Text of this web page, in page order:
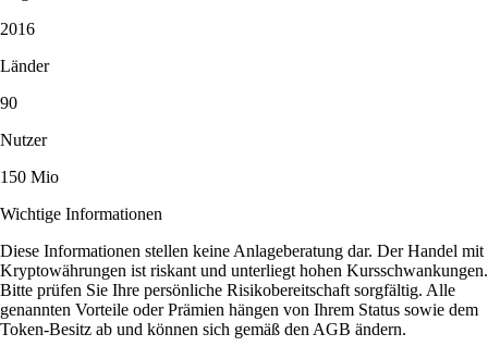
2016
Länder
90
Nutzer
150 Mio
Wichtige Informationen
Diese Informationen stellen keine Anlageberatung dar. Der Handel mit
Kryptowährungen ist riskant und unterliegt hohen Kursschwankungen.
Bitte prüfen Sie Ihre persönliche Risikobereitschaft sorgfältig. Alle
genannten Vorteile oder Prämien hängen von Ihrem Status sowie dem
Token-Besitz ab und können sich gemäß den AGB ändern.